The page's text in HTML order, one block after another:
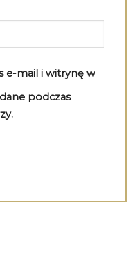
e-mail i witrynę w
podczas